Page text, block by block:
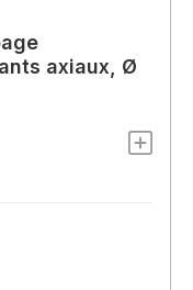
axiaux, Ø